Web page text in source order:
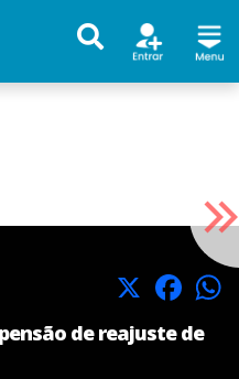
X Facebook
de reajuste de